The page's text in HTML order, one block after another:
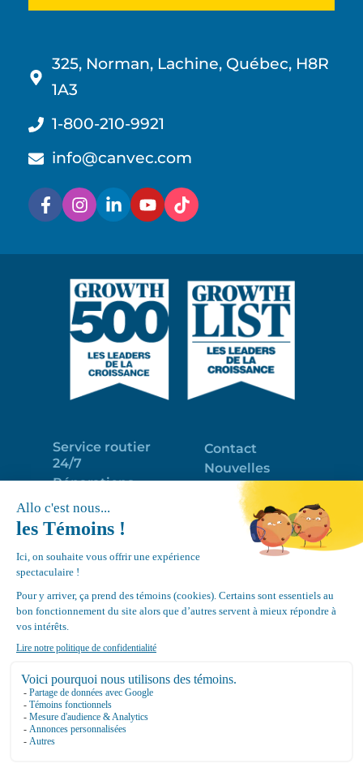
325, Norman, Lachine, Québec, H8R
1A3
1-800-210-9921
info@canvec.com
Service routier
24/7
Réparations
Programme
d’entretien
Déneigement
de toits
Équipements
Contact
Nouvelles
Portail clients
Emploi
Politique de
Google
4.7